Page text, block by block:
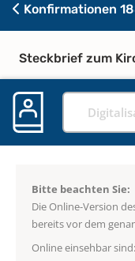
Konfirmationen
Steckbrief zum
Bitte beachten Sie:
Die Online-Version
bereits vor dem
Online einsehbar sind: